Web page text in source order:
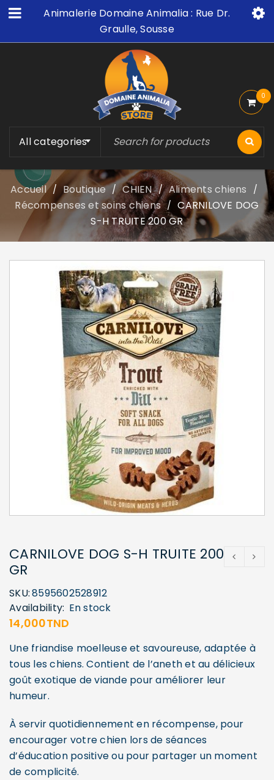
Animalerie Domaine Animalia : Rue Dr.
Graulle, Sousse
All categories
0
Accueil / Boutique / CHIEN / Aliments chiens /
Récompenses et soins chiens / CARNILOVE DOG
S-H TRUITE 200 GR
CARNILOVE DOG S-H TRUITE 200
GR
SKU:8595602528912
Availability: En stock
14,000TND
Une friandise moelleuse et savoureuse, adaptée à
tous les chiens. Contient de l’aneth et au délicieux
goût exotique de viande pour améliorer leur
humeur.
À servir quotidiennement en récompense, pour
encourager votre chien lors de séances
d’éducation positive ou pour partager un moment
de complicité.